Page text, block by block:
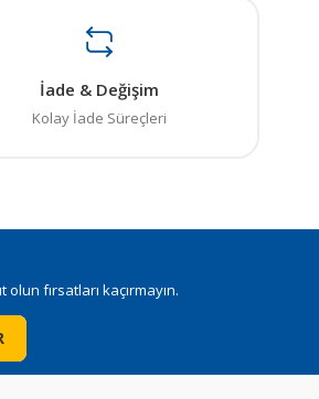
İade & Değişim
Kolay İade Süreçleri
fırsatları kaçırmayın.